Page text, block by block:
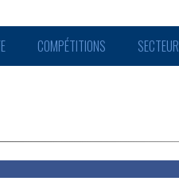
COMPÉTITIONS